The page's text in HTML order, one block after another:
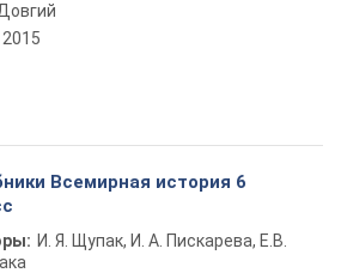
2015
Всемирная история 6
И. Я. Щупак, И. А. Пискарева, Е.В.